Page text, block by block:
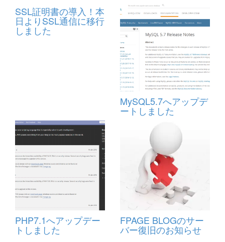
SSL証明書の導入！本
日よりSSL通信に移行
しました
MySQL5.7へアップデ
ートしました
PHP7.1へアップデー
トしました
FPAGE BLOGのサー
バー復旧のお知らせ